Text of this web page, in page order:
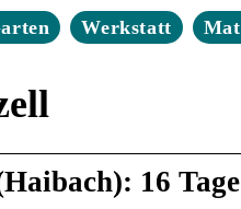
Werkstatt
16